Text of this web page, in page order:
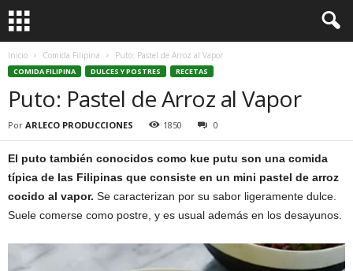
Inicio Comida Filipina Puto: Pastel de Arroz al Vapor
COMIDA FILIPINA DULCES Y POSTRES RECETAS
Puto: Pastel de Arroz al Vapor
Por ARLECO PRODUCCIONES 1850 0
El puto también conocidos como kue putu son una comida
típica de las Filipinas que consiste en un mini pastel de arroz
cocido al vapor. Se caracterizan por su sabor ligeramente dulce.
Suele comerse como postre, y es usual además en los desayunos.